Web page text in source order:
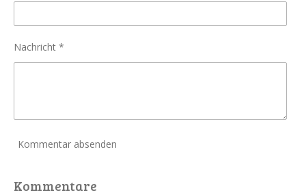
Nachricht *
Kommentar absenden
Kommentare